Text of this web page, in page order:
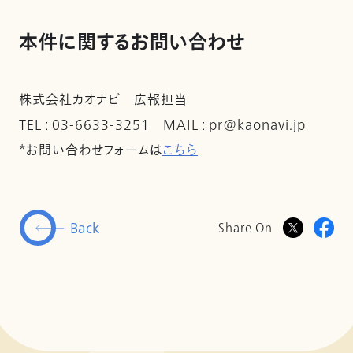
本件に関するお問い合わせ
株式会社カオナビ 広報担当
TEL : 03-6633-3251 MAIL : pr@kaonavi.jp
*お問い合わせフォームはこちら
Back Share On